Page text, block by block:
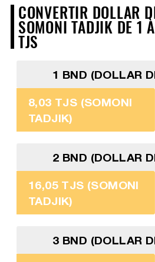
CONVERTIR DOLLAR
SOMONI TADJIK DE 1
TJS
1 BND (DOLLAR
8,03 TJS (SOMONI
TADJIK)
2 BND (DOLLAR
16,05 TJS (SOMONI
TADJIK)
3 BND (DOLLAR